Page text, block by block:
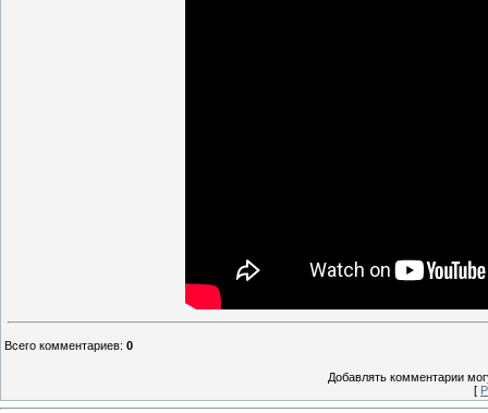
Всего комментариев: 0
Добавлять комментарии
[